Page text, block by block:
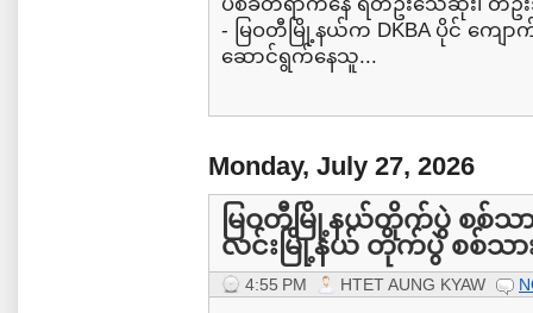
- မြဝတီမြို့နယ်က DKBA ပိုင် ကျောက်
ဆောင်ရွက်နေသူ...
Monday, July 27, 2026
မြဝတီမြို့နယ်တိုက်ပွဲ စစ်သာ
လင်းမြို့နယ် တိုက်ပွဲ စစ်သား
4:55 PM HTET AUNG KYAW